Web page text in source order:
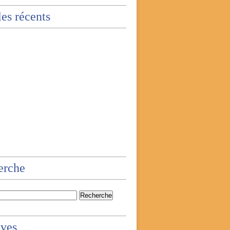
récents